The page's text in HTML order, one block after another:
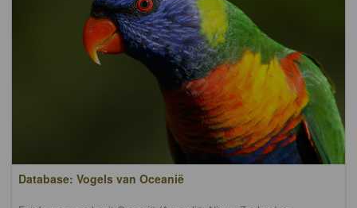
Database: Vogels van Oceanië